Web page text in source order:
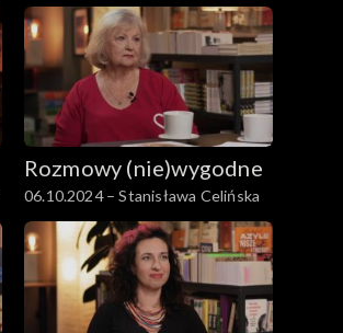
Rozmowy (nie)wygodne
06.10.2024 – Stanisława Celińska